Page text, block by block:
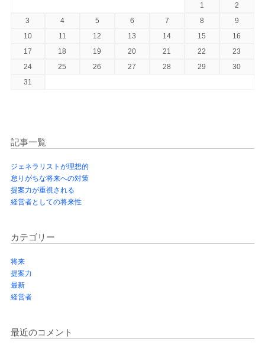
1
2
3
4 5 6 7 8
9
10
11 12 13 14 15
16
17
18 19 20 21 22
23
24
25 26 27 28 29
30
31
記事一覧
ジェネラリストが理想的
怠りがちな将来への対策
提案力が重視される
経営者としての将来性
カテゴリー
将来
提案力
最新
経営者
最近のコメント